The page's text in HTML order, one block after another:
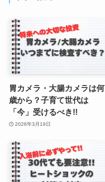
胃カメラ・大腸カメラは何
歳から？子育て世代は
「今」受けるべき!!
2026年3月19日